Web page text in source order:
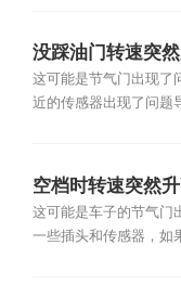
没踩油门转速突
这可能是节气门出现了
近的传感器出现了问题
空档时转速突然
这可能是车子的节气门
一些插头和传感器，如